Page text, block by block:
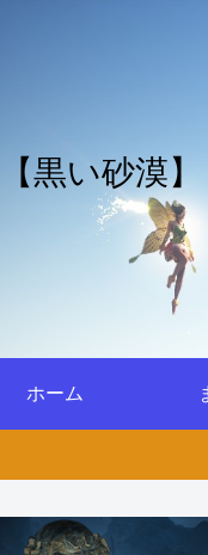
【黒い砂漠
ホーム